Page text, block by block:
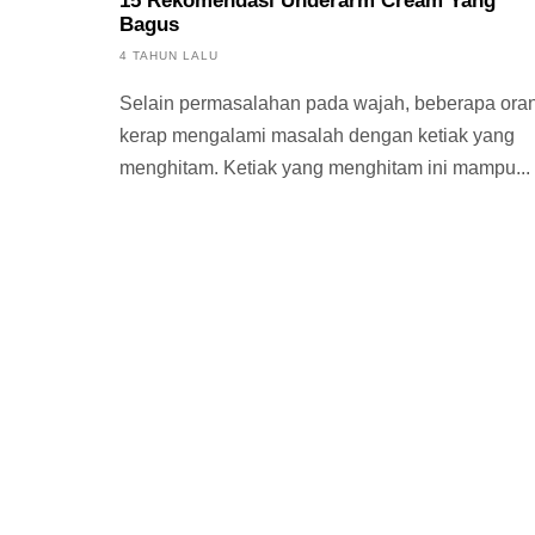
Bagus
4 TAHUN LALU
Selain permasalahan pada wajah, beberapa
kerap mengalami masalah dengan ketiak yang
menghitam. Ketiak yang menghitam ini mampu...